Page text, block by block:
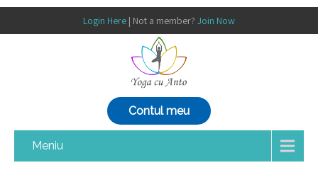
Login Here | Not a member? Join Now
Contul meu
Meniu